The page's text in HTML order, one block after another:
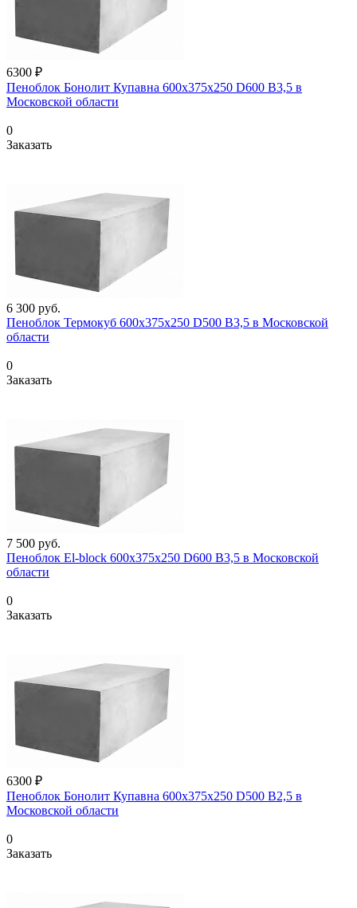
6300 ₽
Пеноблок Бонолит Купавна 600х375х250 D600 В3,5 в
Московской области
0
Заказать
6 300 руб.
Пеноблок Термокуб 600х375х250 D500 В3,5 в Московской
области
0
Заказать
7 500 руб.
Пеноблок El-block 600х375х250 D600 В3,5 в Московской
области
0
Заказать
6300 ₽
Пеноблок Бонолит Купавна 600х375х250 D500 В2,5 в
Московской области
0
Заказать